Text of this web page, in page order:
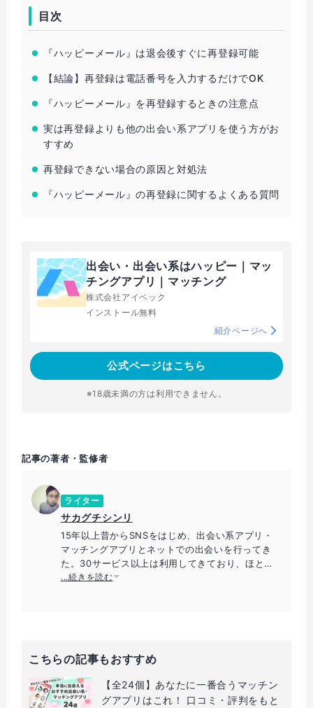
目次
『ハッピーメール』は退会後すぐに再登録可能
【結論】再登録は電話番号を入力するだけでOK
『ハッピーメール』を再登録するときの注意点
実は再登録よりも他の出会い系アプリを使う方がお
すすめ
再登録できない場合の原因と対処法
『ハッピーメール』の再登録に関するよくある質問
出会い・出会い系はハッピー｜マッ
チングアプリ｜マッチング
株式会社アイベック
インストール無料
紹介ページへ
公式ページはこちら
※18歳未満の方は利用できません。
記事の著者・監修者
ライター
サカグチシンリ
15年以上昔からSNSをはじめ、出会い系アプリ・
マッチングアプリとネットでの出会いを行ってき
た。30サービス以上は利用してきており、ほとん
どの彼女はネット恋愛で見つけた経験を持つ。
...続きを読む
こちらの記事もおすすめ
【全24個】あなたに一番合うマッチン
グアプリはこれ！ 口コミ・評判をもと